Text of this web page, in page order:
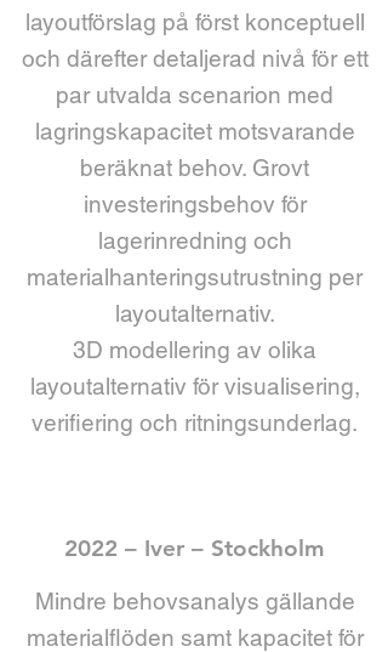
layoutförslag på först konceptuell
och därefter detaljerad nivå för ett
par utvalda scenarion med
lagringskapacitet motsvarande
beräknat behov. Grovt
investeringsbehov för
lagerinredning och
materialhanteringsutrustning per
layoutalternativ.
3D modellering av olika
layoutalternativ för visualisering,
verifiering och ritningsunderlag.
2022 – Iver – Stockholm
Mindre behovsanalys gällande
materialflöden samt kapacitet för